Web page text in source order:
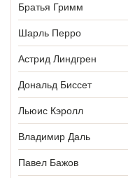
Братья Гримм
Шарль Перро
Астрид Линдгрен
Дональд Биссет
Льюис Кэролл
Владимир Даль
Павел Бажов